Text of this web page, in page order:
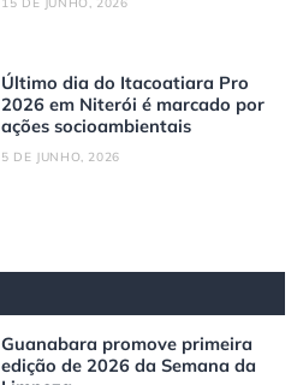
15 DE JUNHO, 2026
Último dia do Itacoatiara Pro
2026 em Niterói é marcado por
ações socioambientais
5 DE JUNHO, 2026
Guanabara promove primeira
edição de 2026 da Semana da